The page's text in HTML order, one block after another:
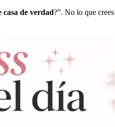
casa de verdad?”. No lo que